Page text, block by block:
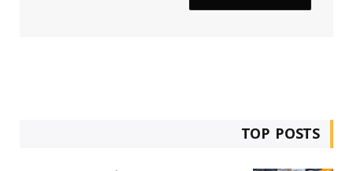
TOP POSTS